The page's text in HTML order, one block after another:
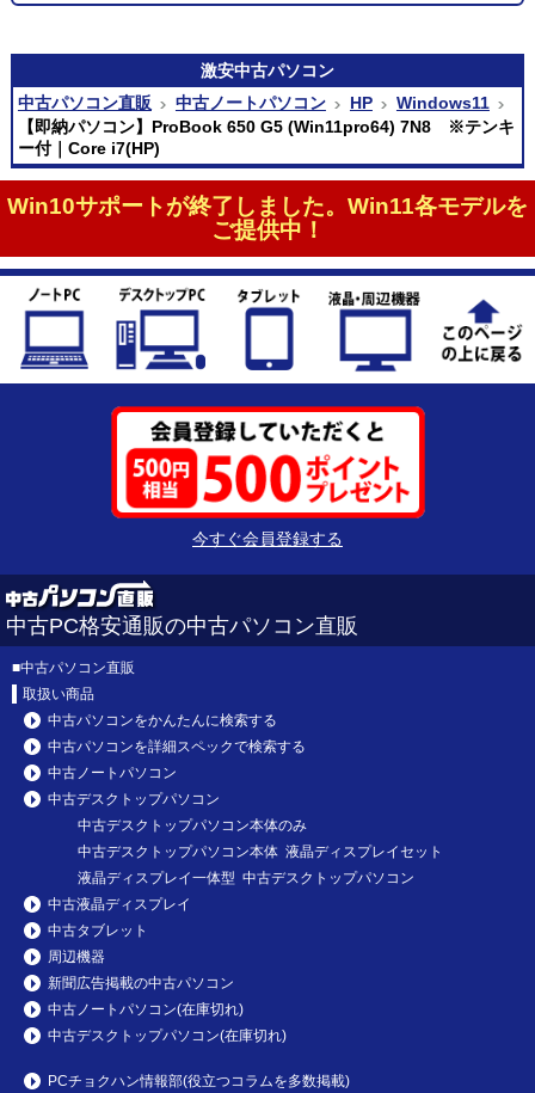
激安中古パソコン
中古パソコン直販
中古ノートパソコン HP
Windows11
【即納パソコン】ProBook 650 G5 (Win11pro64) 7N8 ※テンキ
ー付｜Core i7(HP)
Win10サポートが終了しました。Win11各モデルを
ご提供中！
今すぐ会員登録する
中古PC格安通販の中古パソコン直販
■中古パソコン直販
取扱い商品
中古パソコンをかんたんに検索する
中古パソコンを詳細スペックで検索する
中古ノートパソコン
中古デスクトップパソコン
中古デスクトップパソコン本体のみ
中古デスクトップパソコン本体 液晶ディスプレイセット
液晶ディスプレイ一体型 中古デスクトップパソコン
中古液晶ディスプレイ
中古タブレット
周辺機器
新聞広告掲載の中古パソコン
中古ノートパソコン(在庫切れ)
中古デスクトップパソコン(在庫切れ)
PCチョクハン情報部(役立つコラムを多数掲載)